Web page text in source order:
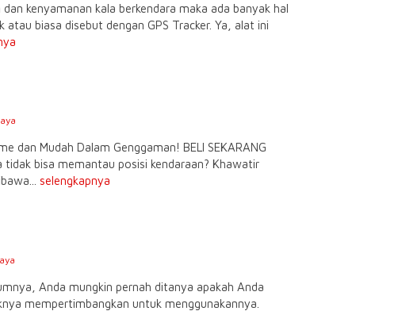
kenyamanan kala berkendara maka ada banyak hal
biasa disebut dengan GPS Tracker. Ya, alat ini
dan Mudah Dalam Genggaman! BELI SEKARANG
bisa memantau posisi kendaraan? Khawatir
selengkapnya
Anda mungkin pernah ditanya apakah Anda
mempertimbangkan untuk menggunakannya.